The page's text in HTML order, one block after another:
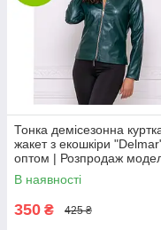
Тонка демісезонна
жакет з екошкіри
оптом | Розпродаж
В наявності
350 ₴ 425 ₴